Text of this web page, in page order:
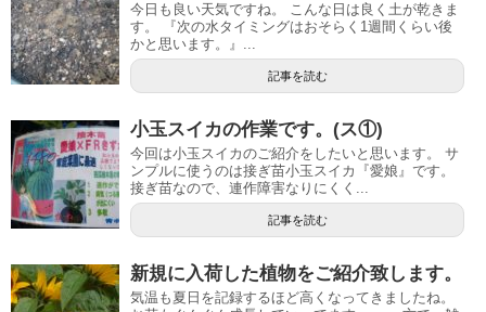
今日も良い天気ですね。 こんな日は良く土が乾きま
す。 『次の水タイミングはおそらく1週間くらい後
かと思います。』...
記事を読む
小玉スイカの作業です。(ス①)
今回は小玉スイカのご紹介をしたいと思います。 サ
ンプルに使うのは接ぎ苗小玉スイカ『愛娘』です。
接ぎ苗なので、連作障害なりにくく...
記事を読む
新規に入荷した植物をご紹介致します。
気温も夏日を記録するほど高くなってきましたね。